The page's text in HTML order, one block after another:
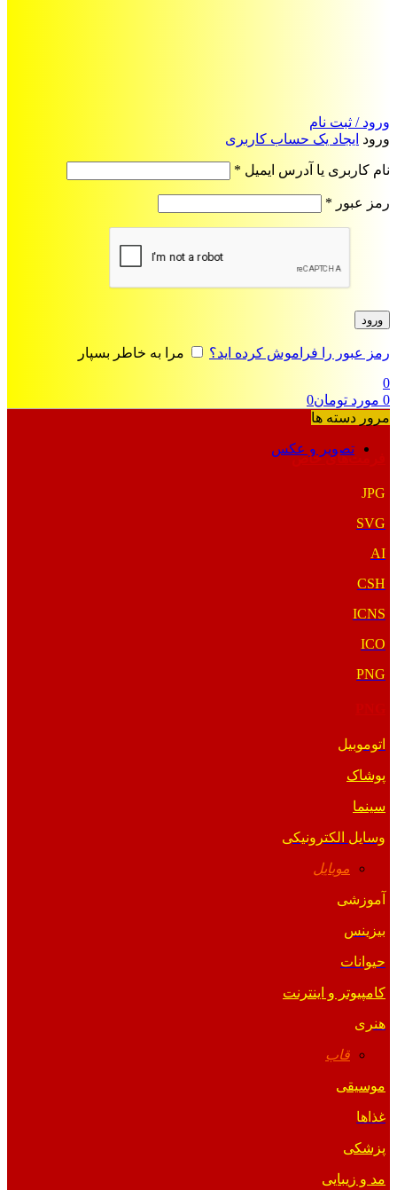
ورود / ثبت نام
ورود ایجاد یک حساب کاربری
نام کاربری یا آدرس ایمیل *
رمز عبور *
ورود
رمز عبور را فراموش کرده اید؟
مرا به خاطر بسپار
0
0 مورد تومان0
مرور دسته ها
تصویر و عکس
فرمت‌های خاص
JPG
SVG
AI
CSH
ICNS
ICO
PNG
اتوموبیل
پوشاک
سینما
وسایل الکترونیکی
موبایل
آموزشی
بیزینس
حیوانات
کامپیوتر و اینترنت
هنری
قاب
موسیقی
غذاها
پزشکی
مد و زیبایی